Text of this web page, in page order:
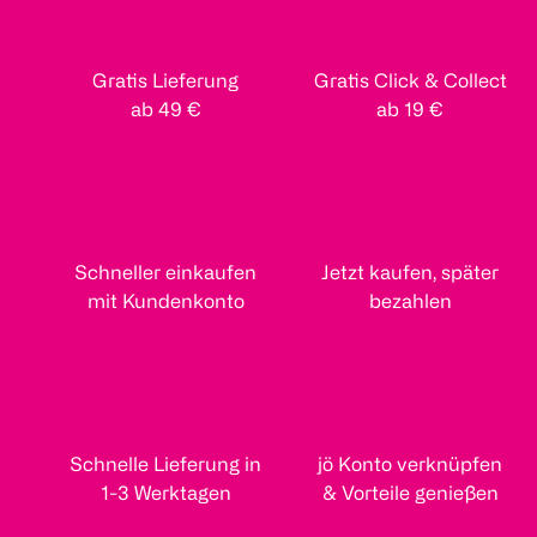
Gratis Lieferung
ab 49 €
Gratis Click & Collect
ab 19 €
Schneller einkaufen
mit Kundenkonto
Jetzt kaufen, später
bezahlen
Schnelle Lieferung in
1-3 Werktagen
jö Konto verknüpfen
& Vorteile genießen